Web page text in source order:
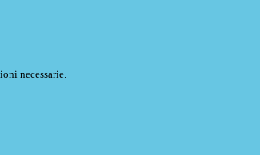
necessarie.